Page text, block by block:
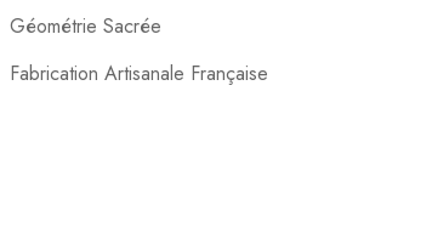
Géométrie Sacrée
Fabrication Artisanale Française